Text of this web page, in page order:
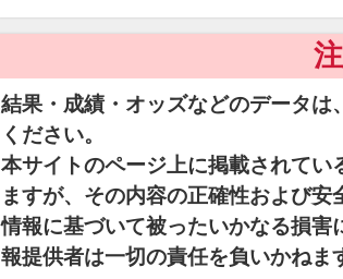
結果・成績・オッズなどのデータ
ください。
本サイトのページ上に掲載されてい
ますが、その内容の正確性および
情報に基づいて被ったいかなる損
報提供者は一切の責任を負いかねま